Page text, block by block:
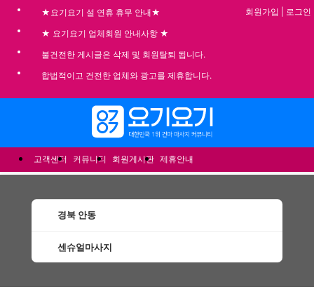
★요기요기 설 연휴 휴무 안내★
★ 요기요기 업체회원 안내사항 ★
불건전한 게시글은 삭제 및 회원탈퇴 됩니다.
합법적이고 건전한 업체와 광고를 제휴합니다.
회원가입 로그인
고객센터 커뮤니티 회원게시판 제휴안내
경북 안동
센슈얼마사지